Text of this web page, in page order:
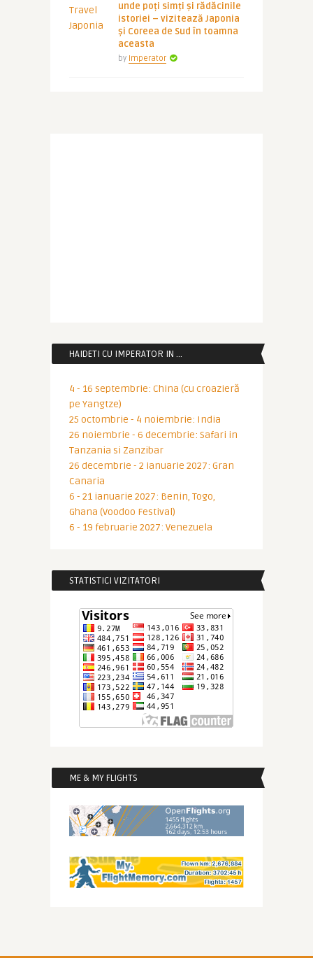
unde poți simți și rădăcinile
istoriei – vizitează Japonia
și Coreea de Sud în toamna
aceasta
by Imperator
HAIDETI CU IMPERATOR IN …
4 - 16 septembrie: China (cu croazieră
pe Yangtze)
25 octombrie - 4 noiembrie: India
26 noiembrie - 6 decembrie: Safari in
Tanzania si Zanzibar
26 decembrie - 2 ianuarie 2027: Gran
Canaria
6 - 21 ianuarie 2027: Benin, Togo,
Ghana (Voodoo Festival)
6 - 19 februarie 2027: Venezuela
STATISTICI VIZITATORI
ME & MY FLIGHTS